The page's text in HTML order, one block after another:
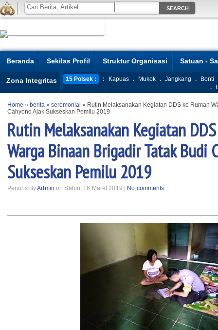
Beranda Sekilas Profil Struktur Organisasi Satuan -
Zona Integritas 15 Polsek : : Kapuas . Mukok . Jangkang .
Bonti
.
Home » berita » seremonial » Rutin Melaksanakan Kegiatan DDS ke Rumah
Cahyono Ajak Sukseskan Pemilu 2019
Rutin Melaksanakan Kegiatan
Warga Binaan Brigadir Tatak Budi
Sukseskan Pemilu 2019
Penulis ByAdmin on Sabtu, 16 Maret 2019 | No comments